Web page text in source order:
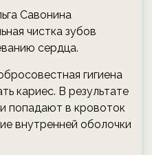
Савонина
чистка зубов
сердца.
гигиена
кариес. В результате
попадают в кровоток
внутренней оболочки